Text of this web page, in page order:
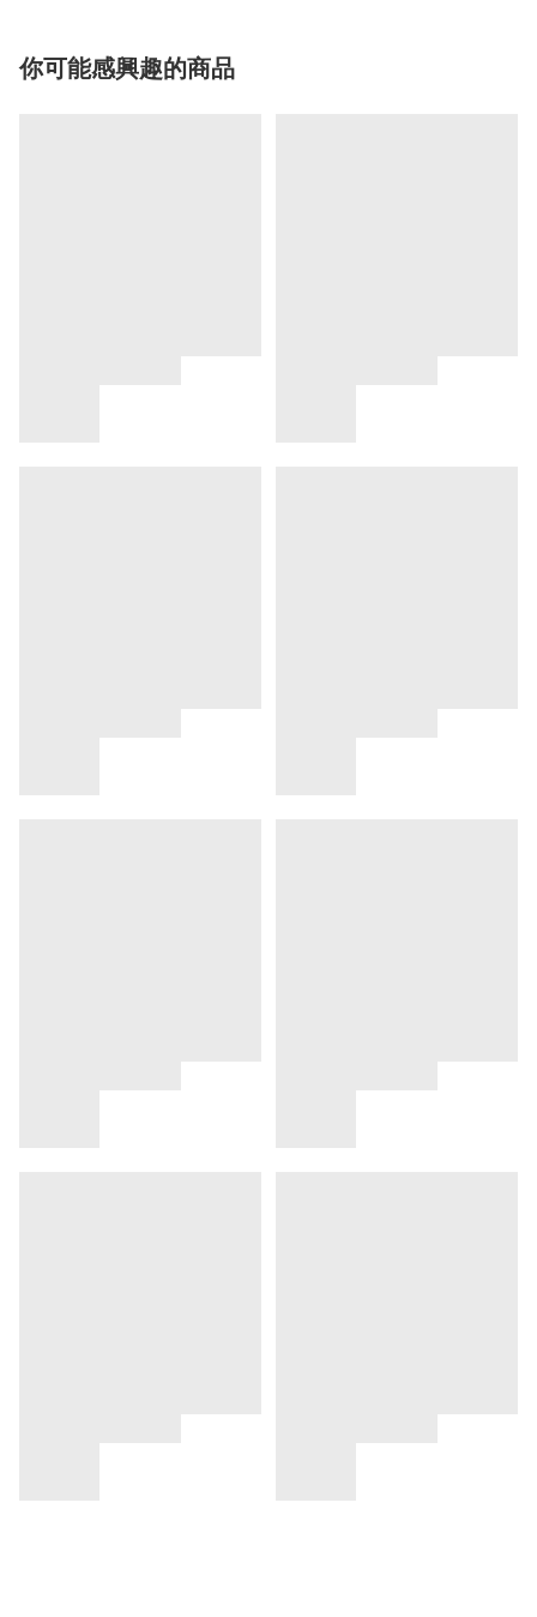
你可能感興趣的商品